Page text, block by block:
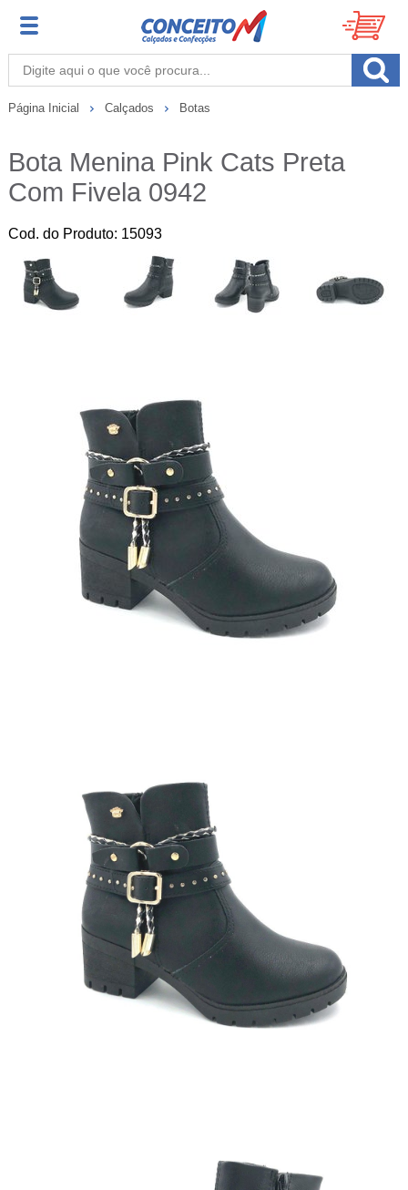
Página Inicial Calçados Botas
Bota Menina Pink Cats Preta
Com Fivela 0942
Cod. do Produto: 15093